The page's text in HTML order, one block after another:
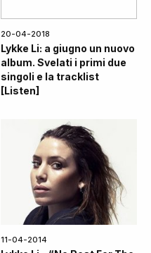
20-04-2018
Lykke Li: a giugno un nuovo
album. Svelati i primi due
singoli e la tracklist
[Listen]
11-04-2014